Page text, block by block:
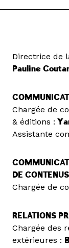
Directrice de
Pauline
Chargée de
& éditions :
Assistante
DE CONTENUS
Chargée de
RELATIONS
Chargée des
extérieures :